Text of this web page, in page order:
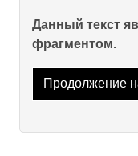
Данный текст
фрагментом.
Продолжение